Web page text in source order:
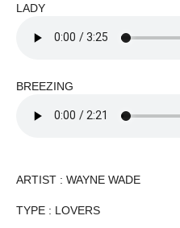
LADY
BREEZING
ARTIST : WAYNE WADE
TYPE : LOVERS